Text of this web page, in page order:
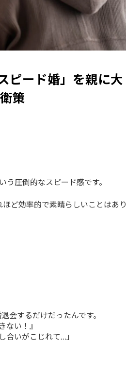
ピード婚」を親に大
策
圧倒的なスピード感です。
ど効率的で素晴らしいことはあり
会するだけだったんです。
ない！』
合いがこじれて…」